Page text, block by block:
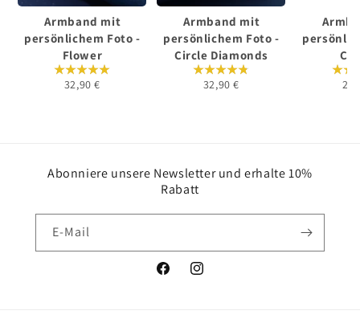
Armband mit
persönlichem Foto -
Flower
32,90 €
Armband mit
persönlichem Foto -
Circle Diamonds
32,90 €
Abonniere unsere Newsletter und erhalte 10%
Rabatt
E-Mail
FacebookInstagram